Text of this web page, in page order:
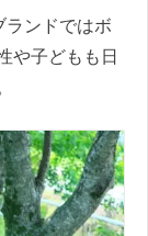
ランドではボ
や子どもも日